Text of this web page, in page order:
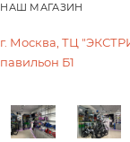
НАШ МАГАЗИН
г. Москва, ТЦ
павильон Б1